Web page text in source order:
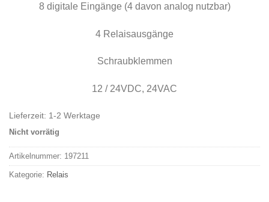
8 digitale Eingänge (4 davon analog nutzbar)
4 Relaisausgänge
Schraubklemmen
12 / 24VDC, 24VAC
Lieferzeit: 1-2 Werktage
Nicht vorrätig
Artikelnummer: 197211
Kategorie: Relais